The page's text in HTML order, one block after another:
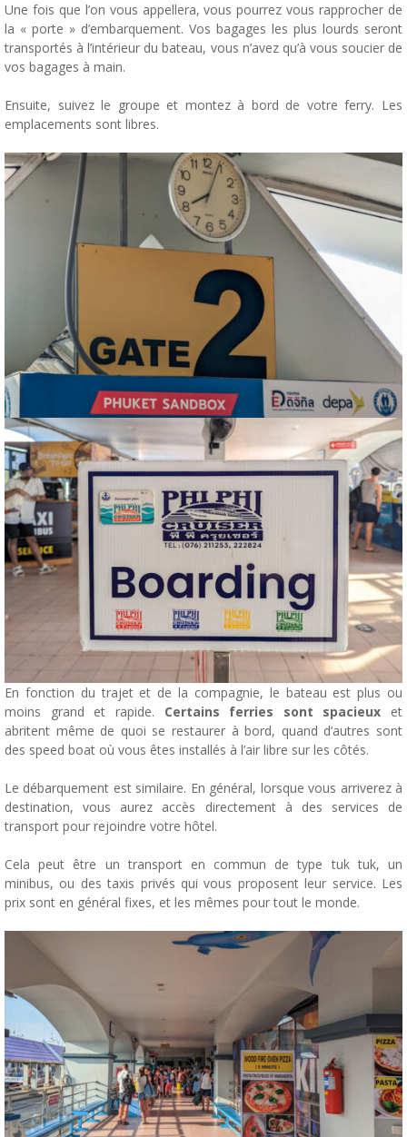
Une fois que l’on vous appellera, vous pourrez vous rapprocher de
la « porte » d’embarquement. Vos bagages les plus lourds seront
transportés à l’intérieur du bateau, vous n’avez qu’à vous soucier de
vos bagages à main.
Ensuite, suivez le groupe et montez à bord de votre ferry. Les
emplacements sont libres.
En fonction du trajet et de la compagnie, le bateau est plus ou
moins grand et rapide. Certains ferries sont spacieux et
abritent même de quoi se restaurer à bord, quand d’autres sont
des speed boat où vous êtes installés à l’air libre sur les côtés.
Le débarquement est similaire. En général, lorsque vous arriverez à
destination, vous aurez accès directement à des services de
transport pour rejoindre votre hôtel.
Cela peut être un transport en commun de type tuk tuk, un
minibus, ou des taxis privés qui vous proposent leur service. Les
prix sont en général fixes, et les mêmes pour tout le monde.